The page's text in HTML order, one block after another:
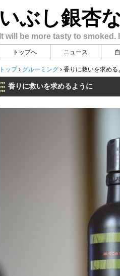
いぶし銀杏
It will be more tasty to smoked.
トップへ ニュース
トップ › グルーミング › 香りに救いを求める
香りに救いを求めるように